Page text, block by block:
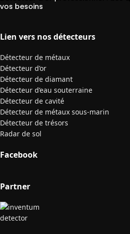
vos besoins
Lien vers nos détecteurs
Détecteur de métaux
Détecteur d’or
Détecteur de diamant
Détecteur d’eau souterraine
Détecteur de cavité
Détecteur de métaux sous-marin
Détecteur de trésors
Radar de sol
Facebook
Partner